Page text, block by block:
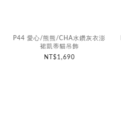
P44 愛心/熊熊/CHA水鑽灰衣澎
裙凱蒂貓吊飾
NT$1,690